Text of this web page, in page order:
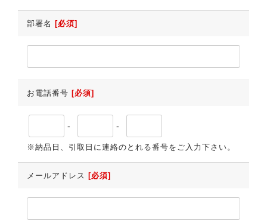
部署名 [必須]
お電話番号 [必須]
- -
※納品日、引取日に連絡のとれる番号をご入力下さい。
メールアドレス [必須]